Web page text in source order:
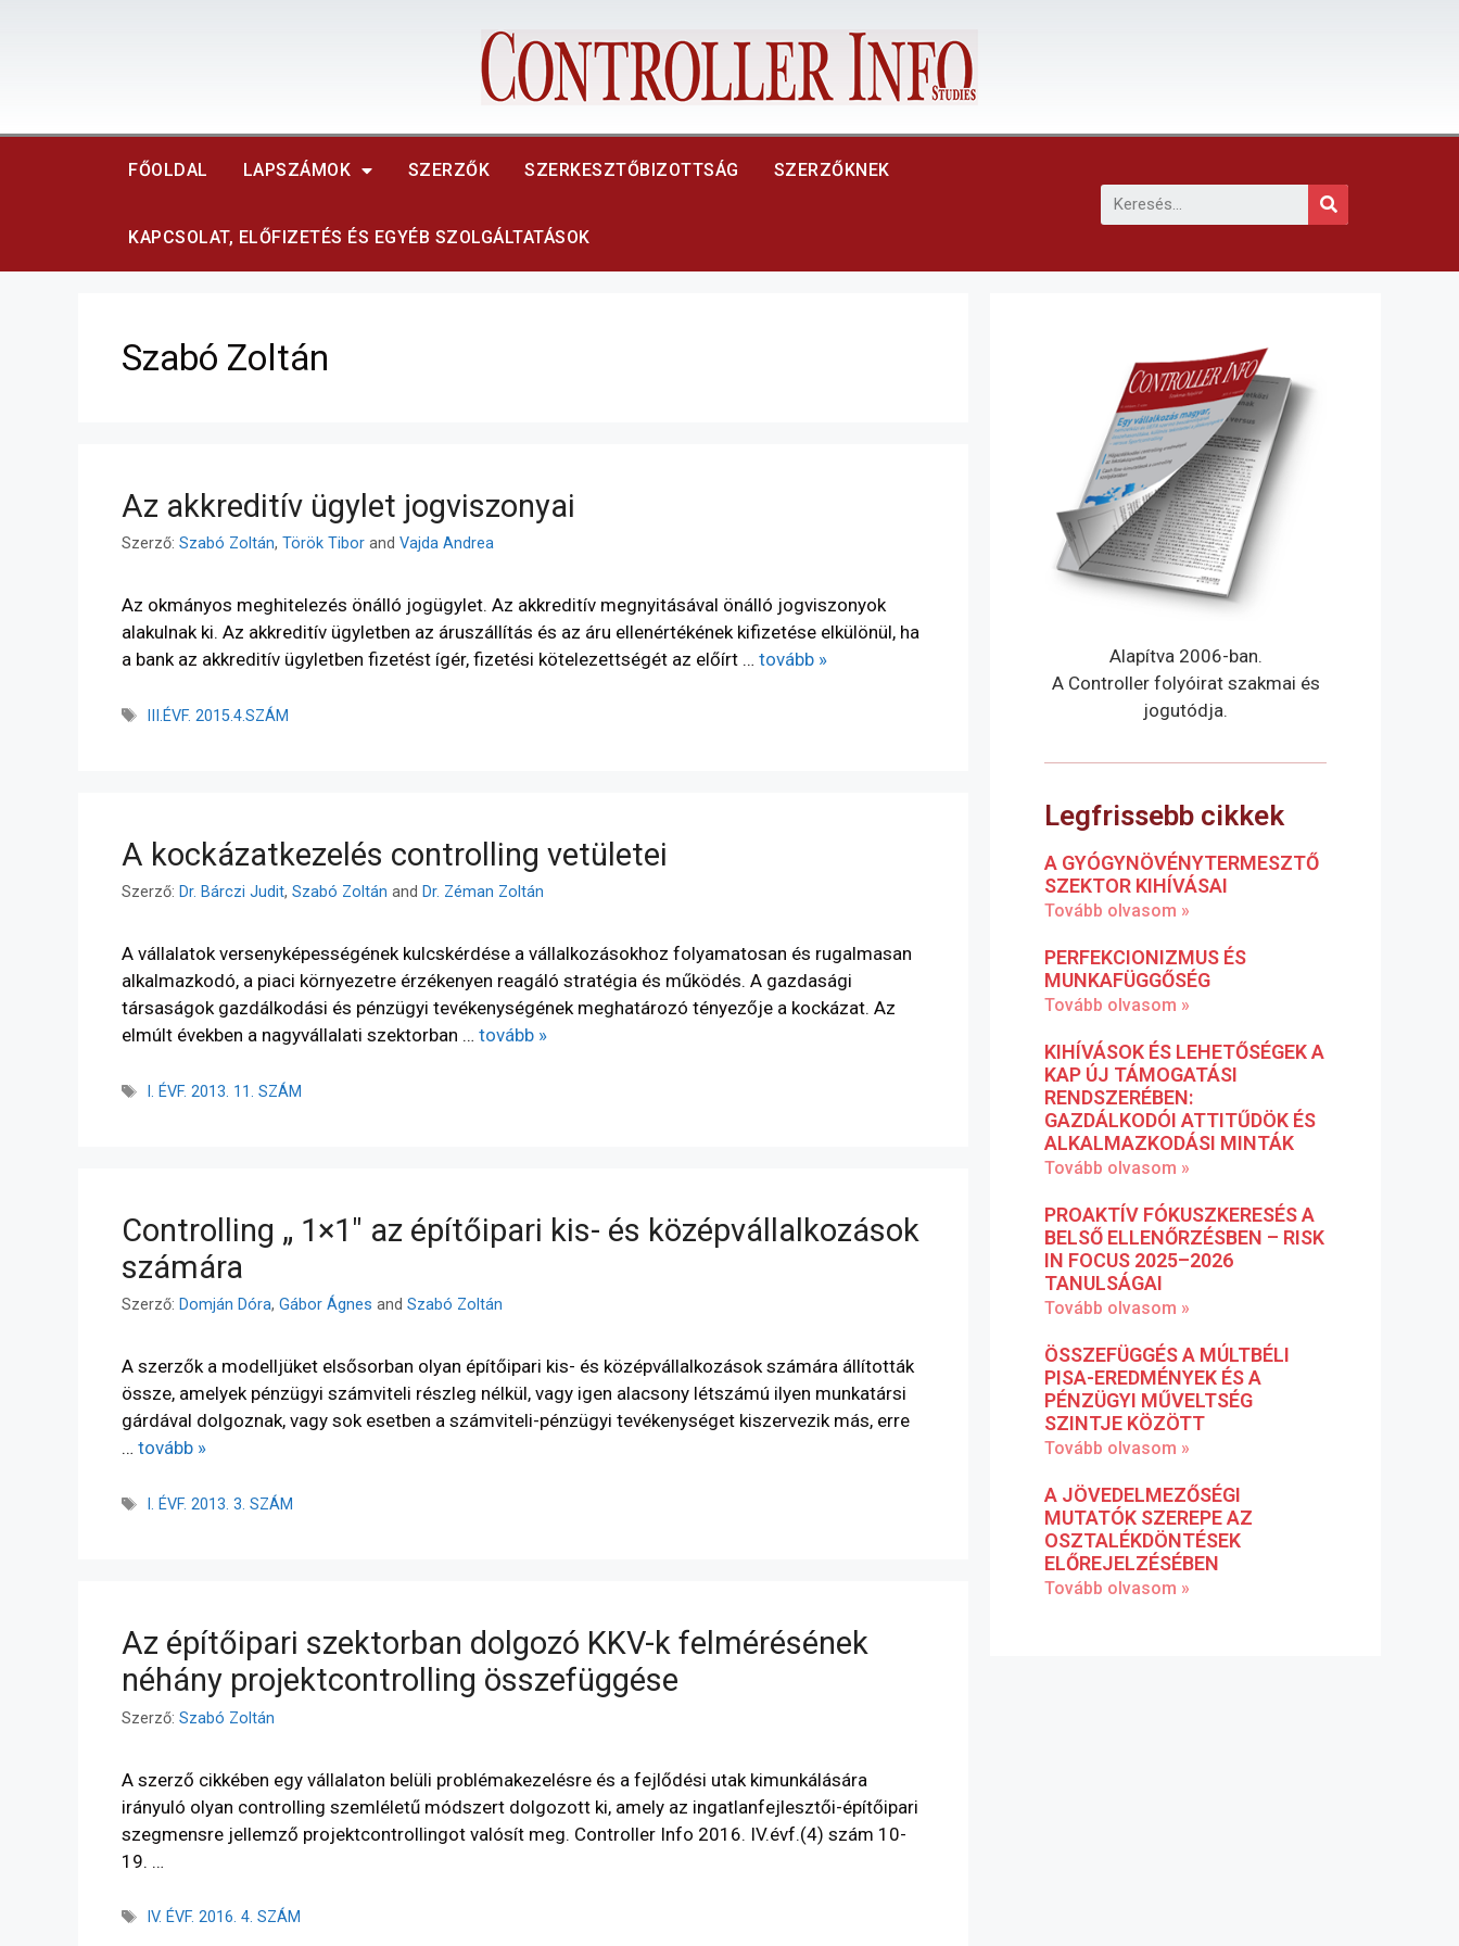
FŐOLDAL LAPSZÁMOK SZERZŐK SZERKESZTŐBIZOTTSÁG SZERZŐKNEK
KAPCSOLAT, ELŐFIZETÉS ÉS EGYÉB SZOLGÁLTATÁSOK
Szabó Zoltán
Az akkreditív ügylet jogviszonyai
Szerző: Szabó Zoltán, Török Tibor and Vajda Andrea
Az okmányos meghitelezés önálló jogügylet. Az akkreditív megnyitásával önálló jogviszonyok
alakulnak ki. Az akkreditív ügyletben az áruszállítás és az áru ellenértékének kifizetése elkülönül, ha
a bank az akkreditív ügyletben fizetést ígér, fizetési kötelezettségét az előírt … tovább »
III.ÉVF. 2015.4.SZÁM
A kockázatkezelés controlling vetületei
Szerző: Dr. Bárczi Judit, Szabó Zoltán and Dr. Zéman Zoltán
A vállalatok versenyképességének kulcskérdése a vállalkozásokhoz folyamatosan és rugalmasan
alkalmazkodó, a piaci környezetre érzékenyen reagáló stratégia és működés. A gazdasági
társaságok gazdálkodási és pénzügyi tevékenységének meghatározó tényezője a kockázat. Az
elmúlt években a nagyvállalati szektorban … tovább »
I. ÉVF. 2013. 11. SZÁM
Controlling „ 1×1″ az építőipari kis- és középvállalkozások
számára
Szerző: Domján Dóra, Gábor Ágnes and Szabó Zoltán
A szerzők a modelljüket elsősorban olyan építőipari kis- és középvállalkozások számára állították
össze, amelyek pénzügyi­ számviteli részleg nélkül, vagy igen alacsony létszámú ilyen munkatársi
gárdával dolgoznak, vagy sok esetben a számviteli-pénzügyi tevékenységet kiszervezik más, erre
… tovább »
I. ÉVF. 2013. 3. SZÁM
Az építőipari szektorban dolgozó KKV-k felmérésének
néhány projektcontrolling összefüggése
Szerző: Szabó Zoltán
A szerző cikkében egy vállalaton belüli problémakezelésre és a fejlődési utak kimunkálására
irányuló olyan controlling szemléletű módszert dolgozott ki, amely az ingatlanfejlesztői-építőipari
szegmensre jellemző projektcontrollingot valósít meg. Controller Info 2016. IV.évf.(4) szám 10-
19. …
IV. ÉVF. 2016. 4. SZÁM
Alapítva 2006-ban.
A Controller folyóirat szakmai és
jogutódja.
Legfrissebb cikkek
A GYÓGYNÖVÉNYTERMESZTŐ
SZEKTOR KIHÍVÁSAI
Tovább olvasom »
PERFEKCIONIZMUS ÉS
MUNKAFÜGGŐSÉG
Tovább olvasom »
KIHÍVÁSOK ÉS LEHETŐSÉGEK A
KAP ÚJ TÁMOGATÁSI
RENDSZERÉBEN:
GAZDÁLKODÓI ATTITŰDÖK ÉS
ALKALMAZKODÁSI MINTÁK
Tovább olvasom »
PROAKTÍV FÓKUSZKERESÉS A
BELSŐ ELLENŐRZÉSBEN – RISK
IN FOCUS 2025–2026
TANULSÁGAI
Tovább olvasom »
ÖSSZEFÜGGÉS A MÚLTBÉLI
PISA-EREDMÉNYEK ÉS A
PÉNZÜGYI MŰVELTSÉG
SZINTJE KÖZÖTT
Tovább olvasom »
A JÖVEDELMEZŐSÉGI
MUTATÓK SZEREPE AZ
OSZTALÉKDÖNTÉSEK
ELŐREJELZÉSÉBEN
Tovább olvasom »